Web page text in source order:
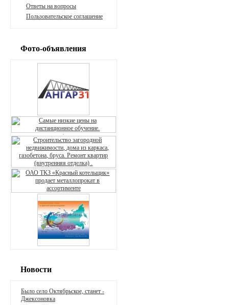
Ответы на вопросы
Пользовательское соглашение
Фото-объявления
Новости
Было село Октябрьское, станет -
Джексоновка